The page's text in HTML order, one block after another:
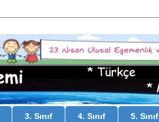
3. Sınıf 4. Sınıf 5. Sınıf